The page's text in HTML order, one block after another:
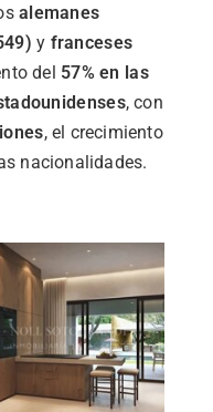
alemanes
y franceses
del 57%en las
,con
, el crecimiento
nacionalidades.